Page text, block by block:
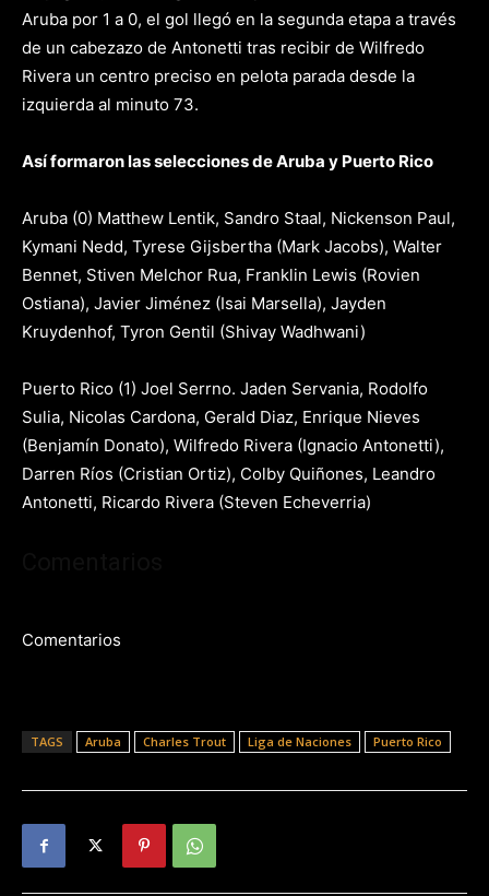
Aruba por 1 a 0, el gol llegó en la segunda etapa a través
de un cabezazo de Antonetti tras recibir de Wilfredo
Rivera un centro preciso en pelota parada desde la
izquierda al minuto 73.
Así formaron las selecciones de Aruba y Puerto Rico
Aruba (0) Matthew Lentik, Sandro Staal, Nickenson Paul,
Kymani Nedd, Tyrese Gijsbertha (Mark Jacobs), Walter
Bennet, Stiven Melchor Rua, Franklin Lewis (Rovien
Ostiana), Javier Jiménez (Isai Marsella), Jayden
Kruydenhof, Tyron Gentil (Shivay Wadhwani)
Puerto Rico (1) Joel Serrno. Jaden Servania, Rodolfo
Sulia, Nicolas Cardona, Gerald Diaz, Enrique Nieves
(Benjamín Donato), Wilfredo Rivera (Ignacio Antonetti),
Darren Ríos (Cristian Ortiz), Colby Quiñones, Leandro
Antonetti, Ricardo Rivera (Steven Echeverria)
Comentarios
TAGS Aruba Charles Trout Liga de Naciones Puerto Rico